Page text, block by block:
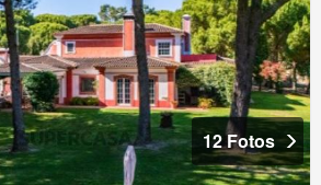
12 Fotos